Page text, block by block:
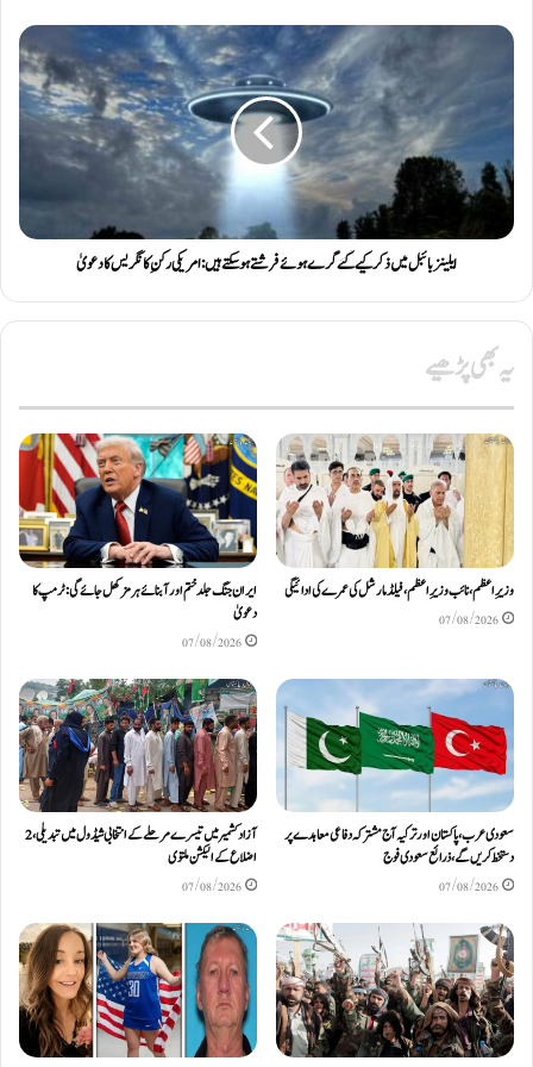
ایلینز بائبل میں ذکر کیے گئے گرے ہوئے فرشتے ہو سکتے ہیں: امریکی رکنِ کانگریس کا دعویٰ
یہ بھی پڑھیے
وزیرِاعظم، نائب وزیرِ اعظم، فیلڈ مارشل کی عمرے کی ادائیگی
07/08/2026
ایران جنگ جلد ختم اور آبنائے ہرمز کھل جائے گی: ٹرمپ کا
دعویٰ
07/08/2026
سعودی عرب، پاکستان اور ترکیہ آج مشترکہ دفاعی معاہدے پر
دستخط کریں گے، ذرائع سعودی فوج
07/08/2026
آزادکشمیر میں تیسرے مرحلے کے انتخابی شیڈول میں تبدیلی، 2
اضلاع کے الیکشن ملتوی
07/08/2026